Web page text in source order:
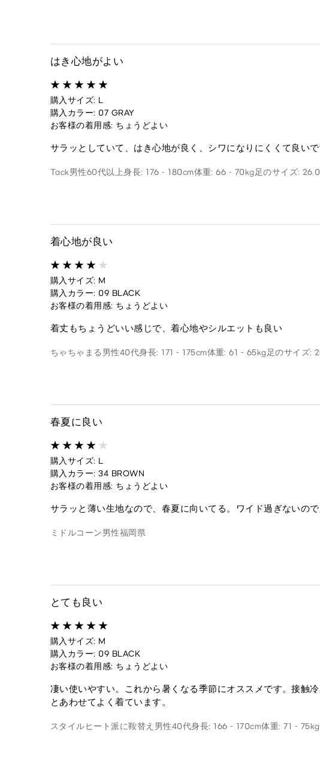
はき心地がよい
購入サイズ: L
購入カラー: 07 GRAY
お客様の着用感: ちょうどよい
サラッとしていて、はき心地が良く、シワになりにくくて良い
Tack男性60代以上身長: 176 - 180cm体重: 66 - 70kg足のサイズ:
着心地が良い
購入サイズ: M
購入カラー: 09 BLACK
お客様の着用感: ちょうどよい
着丈もちょうどいい感じで、着心地やシルエットも良い
ちゃちゃまる 男性40代身長: 171 - 175cm体重: 61 - 65kg足のサイズ:
春夏に良い
購入サイズ: L
購入カラー: 34 BROWN
お客様の着用感: ちょうどよい
サラッと薄い生地なので、春夏に向いてる。ワイド過ぎないので
ミドルコーン男性福岡県
とても良い
購入サイズ: M
購入カラー: 09 BLACK
お客様の着用感: ちょうどよい
凄い使いやすい。これから暑くなる季節にオススメです。接触
とあわせてよく着ています。
スタイルヒート派に鞍替え 男性40代身長: 166 - 170cm体重: 71 - 75kg